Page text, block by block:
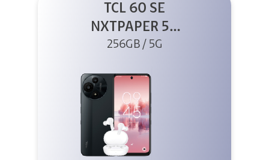
TCL 60 SE
NXTPAPER 5G
256GB Gris +
256GB / 5G